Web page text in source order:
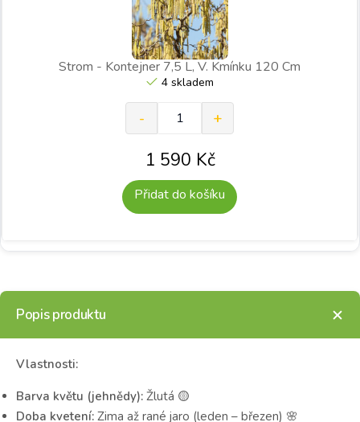
Strom - Kontejner 7,5 L, V. Kmínku 120 Cm
4 skladem
1 590 Kč
Přidat do košíku
Popis produktu
Vlastnosti:
Barva květu (jehnědy): Žlutá 🟡
Doba kvetení: Zima až rané jaro (leden – březen) 🌸